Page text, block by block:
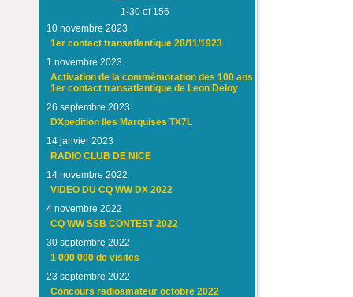
1-30 of 156
10 novembre 2023
1er contact transatlantique 28/11/1923
1 novembre 2023
Activation de la commémoration des 100 ans du
1er contact transatlantique de Leon Deloy
26 septembre 2023
DXpedition Iles Marquises TX7L
14 janvier 2023
RADIO CLUB DE NICE
14 novembre 2022
VIDEO DU CQ WW DX 2022
4 novembre 2022
CQ WW SSB CONTEST 2022
30 septembre 2022
1 000 000 de visites
23 septembre 2022
Concours radioamateur octobre 2022